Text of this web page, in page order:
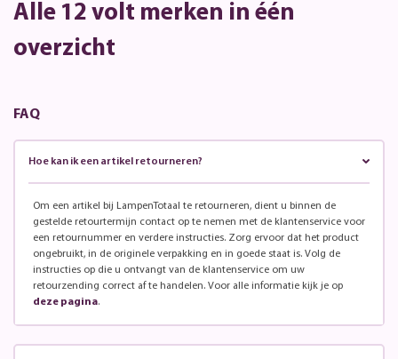
Alle 12 volt merken in één
overzicht
FAQ
Hoe kan ik een artikel retourneren?
Om een artikel bij LampenTotaal te retourneren, dient u binnen de
gestelde retourtermijn contact op te nemen met de klantenservice voor
een retournummer en verdere instructies. Zorg ervoor dat het product
ongebruikt, in de originele verpakking en in goede staat is. Volg de
instructies op die u ontvangt van de klantenservice om uw
retourzending correct af te handelen. Voor alle informatie kijk je op
deze pagina.